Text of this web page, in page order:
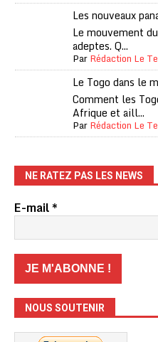
Les nouveaux
Le mouvement
adeptes. Q...
ParRédaction Le
Le Togo dans le
Comment les
Afrique et aill...
ParRédaction Le
NE RATEZ PAS LES NEWS
E-mail*
NOUS SOUTENIR